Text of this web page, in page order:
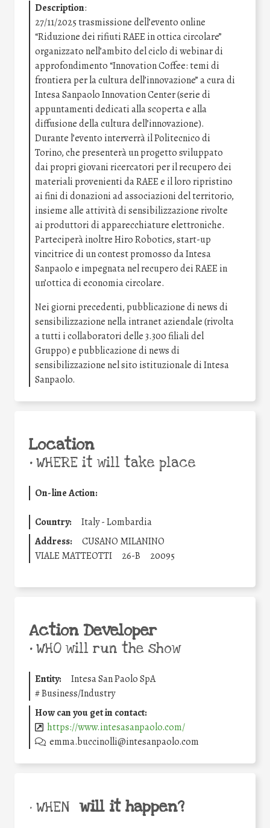
Description:
27/11/2025 trasmissione dell’evento online
“Riduzione dei rifiuti RAEE in ottica circolare”
organizzato nell’ambito del ciclo di webinar di
approfondimento “Innovation Coffee: temi di
frontiera per la cultura dell’innovazione” a cura di
Intesa Sanpaolo Innovation Center (serie di
appuntamenti dedicati alla scoperta e alla
diffusione della cultura dell’innovazione).
Durante l’evento interverrà il Politecnico di
Torino, che presenterà un progetto sviluppato
dai propri giovani ricercatori per il recupero dei
materiali provenienti da RAEE e il loro ripristino
ai fini di donazioni ad associazioni del territorio,
insieme alle attività di sensibilizzazione rivolte
ai produttori di apparecchiature elettroniche.
Parteciperà inoltre Hiro Robotics, start-up
vincitrice di un contest promosso da Intesa
Sanpaolo e impegnata nel recupero dei RAEE in
un’ottica di economia circolare.
Nei giorni precedenti, pubblicazione di news di
sensibilizzazione nella intranet aziendale (rivolta
a tutti i collaboratori delle 3.300 filiali del
Gruppo) e pubblicazione di news di
sensibilizzazione nel sito istituzionale di Intesa
Sanpaolo.
Location
•WHERE it will take place
On-line Action:
Country:
Italy - Lombardia
Address:
CUSANO MILANINO
VIALE MATTEOTTI
26-B 20095
Action Developer
•WHO will run the show
Entity:
Intesa San Paolo SpA
#Business/Industry
How can you get in contact:
https://www.intesasanpaolo.com/
emma.buccinolli@intesanpaolo.com
• WHEN will it happen?